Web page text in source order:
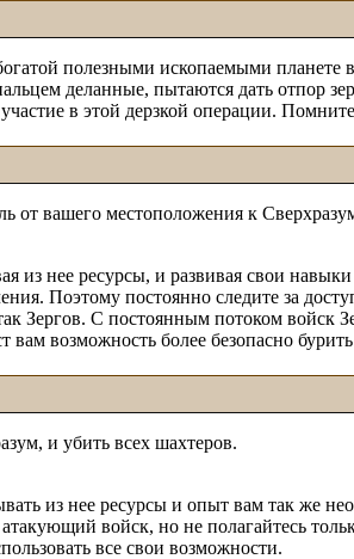
полезными ископаемыми планете
деланные, пытаются дать отпор
в этой дерзкой операции.
от вашего местоположения к
из нее ресурсы, и развивая свои
Поэтому постоянно следите за
Зергов. С постоянным потоком войск
вам возможность более безопасно
и убить всех шахтеров.
из нее ресурсы и опыт вам так же
войск, но не полагайтесь
все свои возможности.